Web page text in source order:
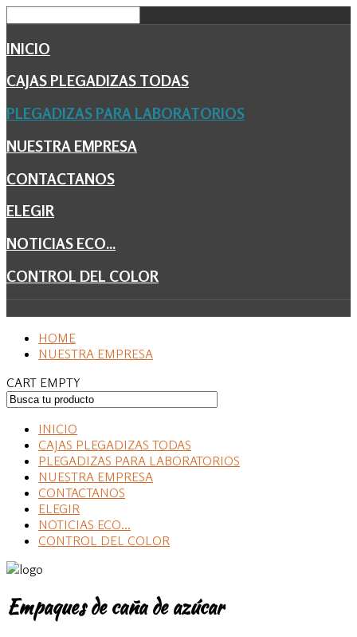
INICIO
CAJAS PLEGADIZAS TODAS
PLEGADIZAS PARA LABORATORIOS
NUESTRA EMPRESA
CONTACTANOS
ELEGIR
NOTICIAS ECO...
CONTROL DEL COLOR
HOME
NUESTRA EMPRESA
CART EMPTY
INICIO
CAJAS PLEGADIZAS TODAS
PLEGADIZAS PARA LABORATORIOS
NUESTRA EMPRESA
CONTACTANOS
ELEGIR
NOTICIAS ECO...
CONTROL DEL COLOR
Empaques de caña de azúcar